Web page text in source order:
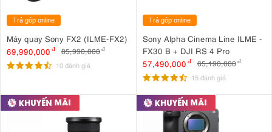
Trả góp online
Máy quay Sony FX2 (ILME-FX2)
69,990,000 đ 85,990,000đ
10 đánh giá
Trả góp online
Sony Alpha Cinema Line ILME -
FX30 B + DJI RS 4 Pro
57,490,000 đ 65,190,000 đ
15 đánh giá